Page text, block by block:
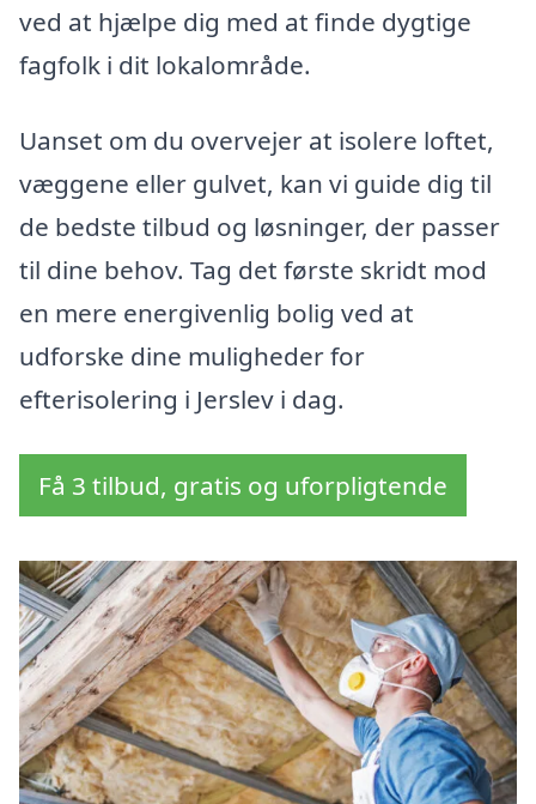
ved at hjælpe dig med at finde dygtige
fagfolk i dit lokalområde.
Uanset om du overvejer at isolere loftet,
væggene eller gulvet, kan vi guide dig til
de bedste tilbud og løsninger, der passer
til dine behov. Tag det første skridt mod
en mere energivenlig bolig ved at
udforske dine muligheder for
efterisolering i Jerslev i dag.
Få 3 tilbud, gratis og uforpligtende